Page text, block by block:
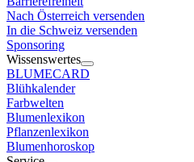
Nach Österreich versenden
In die Schweiz versenden
Sponsoring
Wissenswertes
BLUMECARD
Blühkalender
Farbwelten
Blumenlexikon
Pflanzenlexikon
Blumenhoroskop